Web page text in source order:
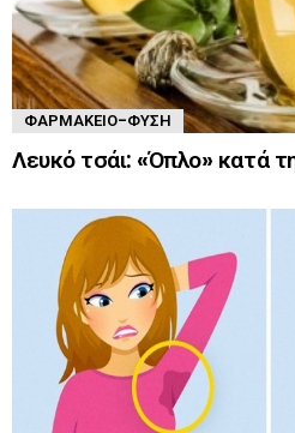
ΦΑΡΜΑΚΕΊΟ-ΦΎΣΗ
Λευκό τσάι: «Όπλο» κατά